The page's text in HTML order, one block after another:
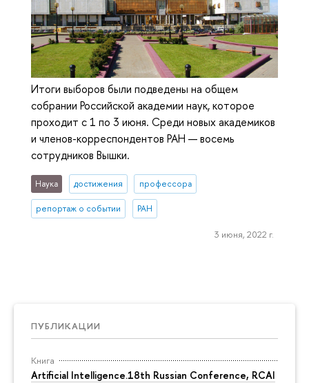
ПУБЛИКАЦИИ
Книга
Artificial Intelligence.18th Russian Conference, RCAI
Итоги выборов были подведены на общем
собрании Российской академии наук, которое
проходит с 1 по 3 июня. Среди новых академиков
и членов-корреспондентов РАН — восемь
сотрудников Вышки.
Наука достижения профессора
репортаж о событии РАН
3 июня, 2022 г.